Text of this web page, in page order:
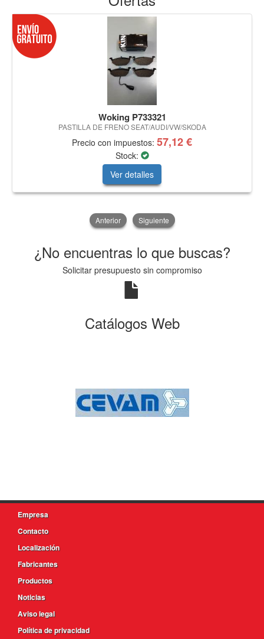
Woking P733321
PASTILLA DE FRENO SEAT/AUDI/VW/SKODA
Precio con impuestos: 57,12 €
Stock:
Ver detalles
Anterior Siguiente
¿No encuentras lo que buscas?
Solicitar presupuesto sin compromiso
Catálogos Web
Empresa
Contacto
Localización
Fabricantes
Productos
Noticias
Aviso legal
Política de privacidad